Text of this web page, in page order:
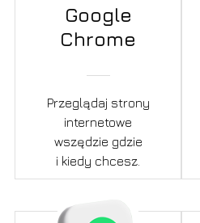
Google
Chrome
Przeglądaj strony
internetowe
wszędzie gdzie
i kiedy chcesz.